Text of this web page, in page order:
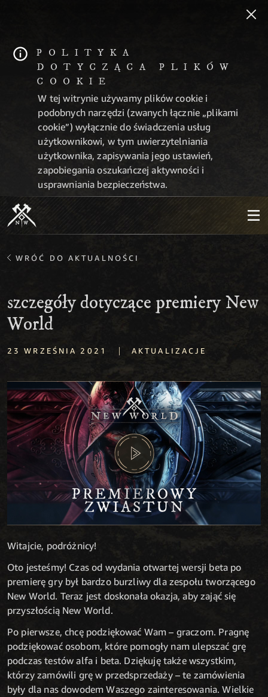
POLITYKA
DOTYCZĄCA PLIKÓW
COOKIE
W tej witrynie używamy plików cookie i
podobnych narzędzi (zwanych łącznie „plikami
cookie”) wyłącznie do świadczenia usług
użytkownikowi, w tym uwierzytelniania
użytkownika, zapisywania jego ustawień,
zapobiegania oszukańczej aktywności i
usprawniania bezpieczeństwa.
WRÓĆ DO AKTUALNOŚCI
szczegóły dotyczące premiery New
World
23 WRZEŚNIA 2021 | AKTUALIZACJE
Witajcie, podróżnicy!
Oto jesteśmy! Czas od wydania otwartej wersji beta po
premierę gry był bardzo burzliwy dla zespołu tworzącego
New World. Teraz jest doskonała okazja, aby zająć się
przyszłością New World.
Po pierwsze, chcę podziękować Wam – graczom. Pragnę
podziękować osobom, które pomogły nam ulepszać grę
podczas testów alfa i beta. Dziękuję także wszystkim,
którzy zamówili grę w przedsprzedaży – te zamówienia
były dla nas dowodem Waszego zainteresowania. Wielkie